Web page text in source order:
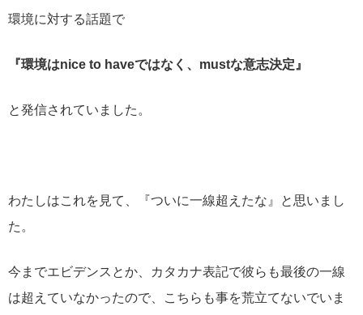
環境に対する話題で
『環境はnice to haveではなく、mustな意志決定』
と発信されていました。
わたしはこれを見て、『ついに一線超えたな』と思いまし
た。
今までエビデンスとか、カタカナ表記で彼らも最後の一線
は超えていなかったので、こちらも事を荒立てないでいま